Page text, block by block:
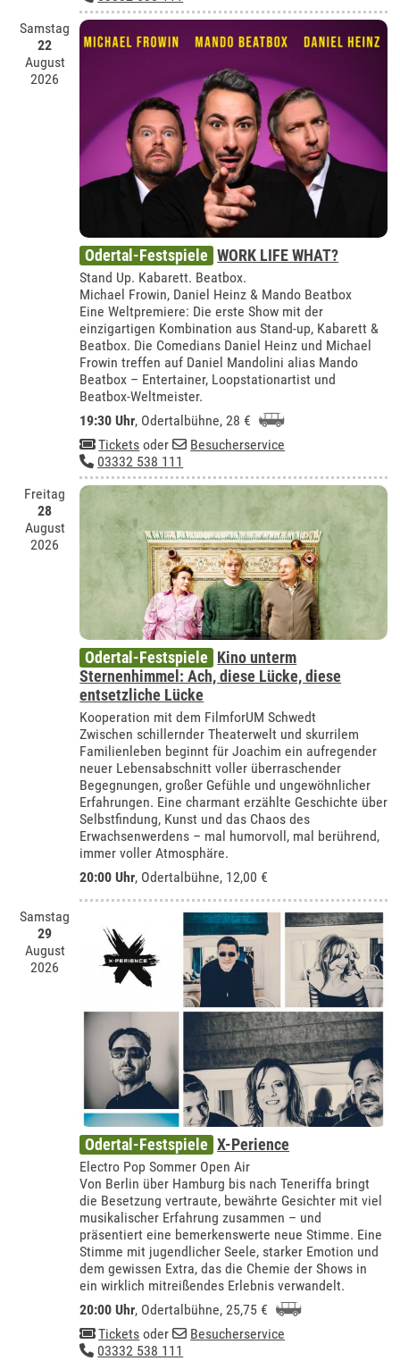
Samstag
22
August
2026
Odertal-Festspiele WORK LIFE WHAT?
Stand Up. Kabarett. Beatbox.
Michael Frowin, Daniel Heinz & Mando Beatbox
Eine Weltpremiere: Die erste Show mit der
einzigartigen Kombination aus Stand-up, Kabarett &
Beatbox. Die Comedians Daniel Heinz und Michael
Frowin treffen auf Daniel Mandolini alias Mando
Beatbox – Entertainer, Loopstationartist und
Beatbox-Weltmeister.
19:30 Uhr, Odertalbühne, 28 €
Tickets oder
Besucherservice
03332 538 111
Freitag
28
August
2026
Odertal-Festspiele Kino unterm
Sternenhimmel: Ach, diese Lücke, diese
entsetzliche Lücke
Kooperation mit dem FilmforUM Schwedt
Zwischen schillernder Theaterwelt und skurrilem
Familienleben beginnt für Joachim ein aufregender
neuer Lebensabschnitt voller überraschender
Begegnungen, großer Gefühle und ungewöhnlicher
Erfahrungen. Eine charmant erzählte Geschichte über
Selbstfindung, Kunst und das Chaos des
Erwachsenwerdens – mal humorvoll, mal berührend,
immer voller Atmosphäre.
20:00 Uhr, Odertalbühne, 12,00 €
Samstag
29
August
2026
Odertal-Festspiele X-Perience
Electro Pop Sommer Open Air
Von Berlin über Hamburg bis nach Teneriffa bringt
die Besetzung vertraute, bewährte Gesichter mit viel
musikalischer Erfahrung zusammen – und
präsentiert eine bemerkenswerte neue Stimme. Eine
Stimme mit jugendlicher Seele, starker Emotion und
dem gewissen Extra, das die Chemie der Shows in
ein wirklich mitreißendes Erlebnis verwandelt.
20:00 Uhr, Odertalbühne, 25,75 €
Tickets oder
Besucherservice
03332 538 111